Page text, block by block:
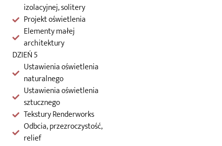
izolacyjnej, solitery
Projekt oświetlenia
Elementy małej
architektury
DZIEŃ 5
Ustawienia oświetlenia
naturalnego
Ustawienia oświetlenia
sztucznego
Tekstury Renderworks
Odbcia, przezroczystość,
relief